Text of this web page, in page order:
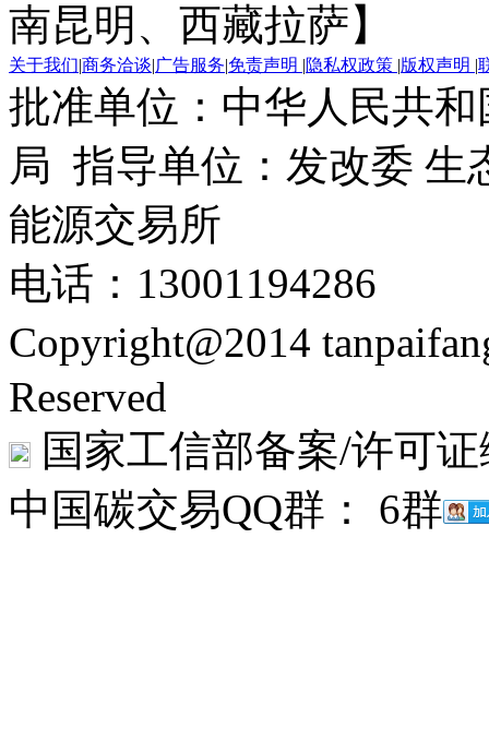
南昆明、西藏拉萨】
关于我们|商务洽谈|广告服务|免责声明 |隐私权政策 |版权声明 |
批准单位：中华人民共
局 指导单位：发改委 生
能源交易所
电话：13001194286
Copyright@2014
Reserved
国家工信部备案/许可
中国碳交易QQ群： 6群